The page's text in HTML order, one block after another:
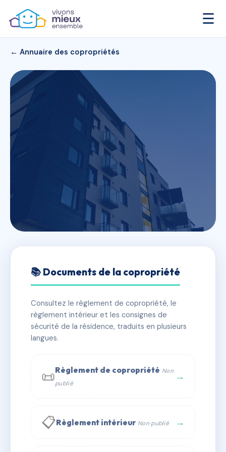
☰
← Annuaire des copropriétés
LE CASTEL VIEIL
⚠ IMMATRICULEE_RATTACHEMENT_EXPIRE
🏠 22 lots
🏗 2 bâtiment(s)
📞 Contacter Syndic Digital 💬 WhatsApp
✉ Email
📚 Documents de la copropriété
Consultez le règlement de copropriété, le
règlement intérieur et les consignes de
sécurité de la résidence, traduits en plusieurs
langues.
📜Règlement de copropriété Non
publié
→
📋Règlement intérieur Non publié →